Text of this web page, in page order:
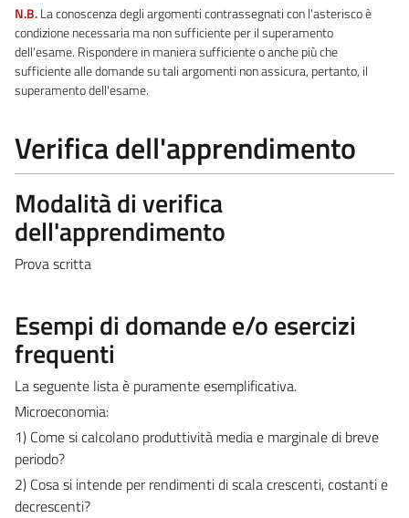
N.B.La conoscenza degli argomenti contrassegnati con l'asterisco è
condizione necessaria ma non sufficiente per il superamento
dell'esame. Rispondere in maniera sufficiente o anche più che
sufficiente alle domande su tali argomenti non assicura, pertanto, il
superamento dell'esame.
Verifica dell'apprendimento
Modalità di verifica
dell'apprendimento
Prova scritta
Esempi di domande e/o esercizi
frequenti
La seguente lista è puramente esemplificativa.
Microeconomia:
1) Come si calcolano produttività media e marginale di breve
periodo?
2) Cosa si intende per rendimenti di scala crescenti, costanti e
decrescenti?